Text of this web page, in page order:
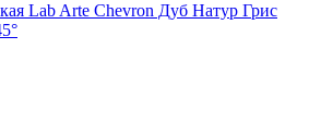
Lab Arte Chevron Дуб Натур Грис